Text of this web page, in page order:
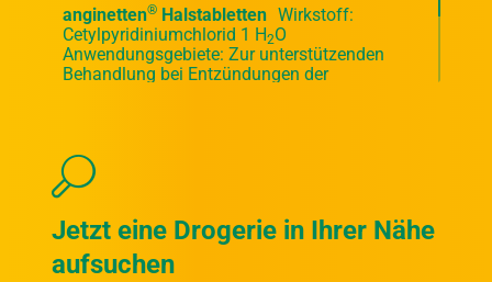
anginetten® Halstabletten Wirkstoff:
Cetylpyridiniumchlorid 1 H2O
Anwendungsgebiete: Zur unterstützenden
Behandlung bei Entzündungen der
Zu Risiken und Nebenwirkungen lesen Sie
die Packungsbeilage und fragen Sie Ihre
Ärztin, Ihren Arzt oder in Ihrer Apotheke.
anginetten®Halstabletten zuckerfrei
Wirkstoff: Cetylpyridiniumchlorid 1 H
Anwendungsgebiete: Zur unterstützenden
Jetzt eine Drogerie in Ihrer Nähe
aufsuchen